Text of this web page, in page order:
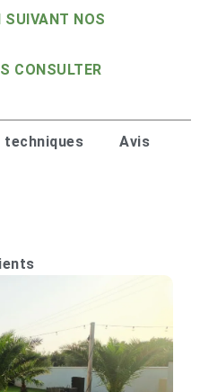
SUIVANT NOS
CONSULTER
techniques Avis